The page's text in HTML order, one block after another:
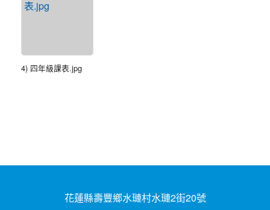
4) 四年級課表.jpg
花蓮縣壽豐鄉水璉村水璉2街20號